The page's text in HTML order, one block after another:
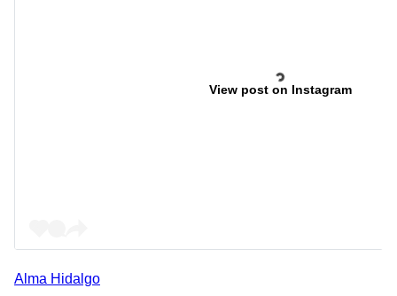
View post on Instagram
Alma Hidalgo